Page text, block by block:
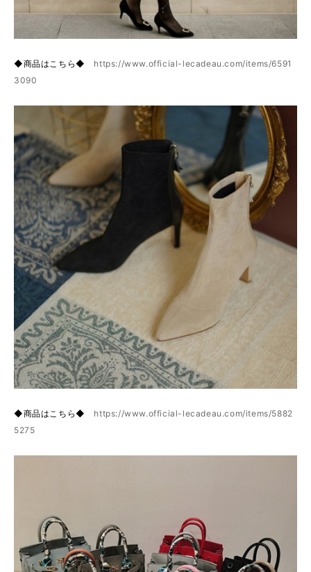
◆商品はこちら◆ https://www.official-lecadeau.com/items/6591
3090
◆商品はこちら◆ https://www.official-lecadeau.com/items/5882
5275